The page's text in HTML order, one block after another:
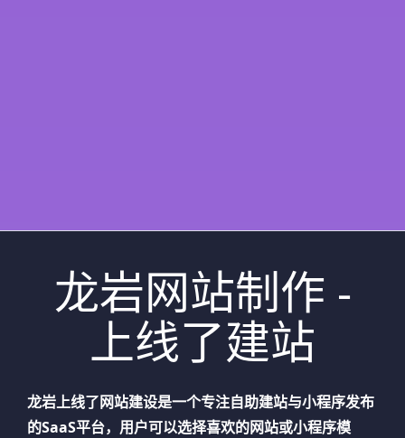
龙岩网站制作 -
上线了建站
龙岩上线了网站建设是一个专注自助建站与小程序发布
的SaaS平台，用户可以选择喜欢的网站或小程序模